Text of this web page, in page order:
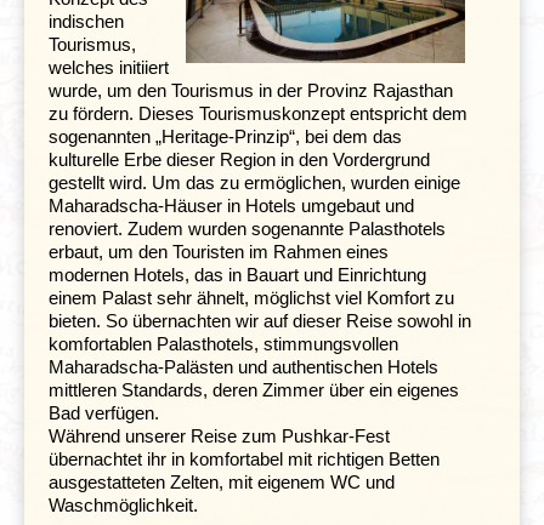
Die Rundreisen durch Rajasthan führen weiter in die
wohl beeindruckendste Stadt Indiens,Jaisalmer. Sie
scheintwie eine ‘Fata Morgana’, aus hellem Sandstein
erbaut, aus der Wüste aufzuragen.
Das Fort von Jaisalmer, das den SeeGadisarüberragt,
die wunderschön verzierten Balkone und Fassaden der
ehrwürdigen Kaufmannshäuser, als auch der große
Marktplatz der Stadt, der Manik Chowk, mit seinem
überaus lautstarken Treiben als Gegensatz zu der Stille,
die in der alten Festung herrscht, sind unbedingte
Sehenswürdigkeiten dieser Stadt. Spaziert durch die
indischen
Tourismus,
welches initiiert
wurde, um den Tourismus in der Provinz Rajasthan
zu fördern. Dieses Tourismuskonzept entspricht dem
sogenannten „Heritage-Prinzip“, bei dem das
kulturelle Erbe dieser Region in den Vordergrund
gestellt wird. Um das zu ermöglichen, wurden einige
Maharadscha-Häuser in Hotels umgebaut und
renoviert. Zudem wurden sogenannte Palasthotels
erbaut, um den Touristen im Rahmen eines
modernen Hotels, das in Bauart und Einrichtung
einem Palast sehr ähnelt, möglichst viel Komfort zu
bieten. So übernachten wir auf dieser Reise sowohl in
komfortablen Palasthotels, stimmungsvollen
Maharadscha-Palästen und authentischen Hotels
mittleren Standards, deren Zimmer über ein eigenes
Bad verfügen.
Während unserer Reise zum Pushkar-Fest
übernachtet ihr in komfortabel mit richtigen Betten
ausgestatteten Zelten, mit eigenem WC und
Waschmöglichkeit.